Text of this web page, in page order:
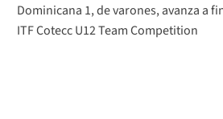
Dominicana 1, de varones, avanza a
ITF Cotecc U12 Team Competition